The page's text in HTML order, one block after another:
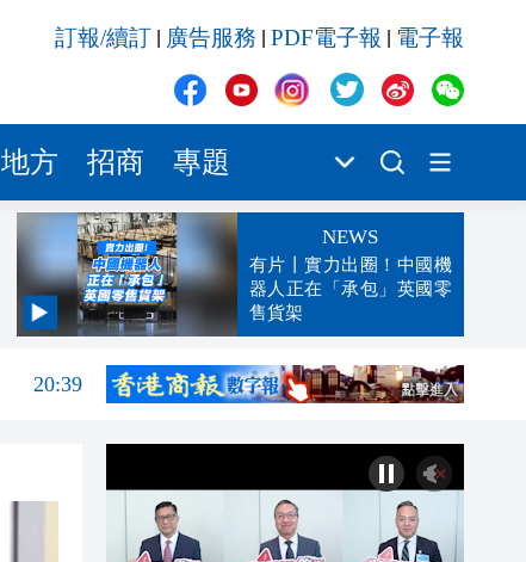
訂報/續訂 廣告服務 PDF電子報 電子報
地方 招商 專題
NEWS
有片丨實力出圈！中國機
器人正在「承包」英國零
售貨架
20:54
20:39